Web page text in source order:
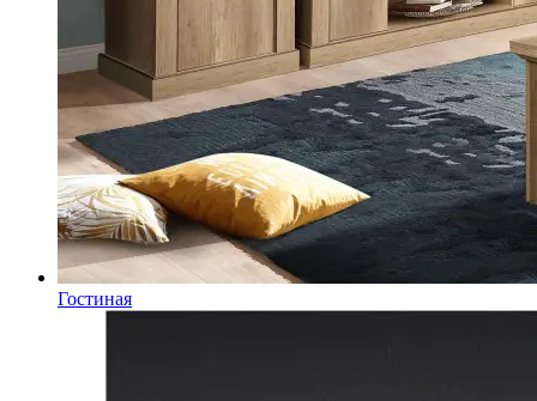
Гостиная